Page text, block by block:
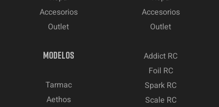
Accesorios
Outlet
Accesorios
Outlet
MODELOS
Tarmac
Aethos
Addict RC
Foil RC
Spark RC
Scale RC